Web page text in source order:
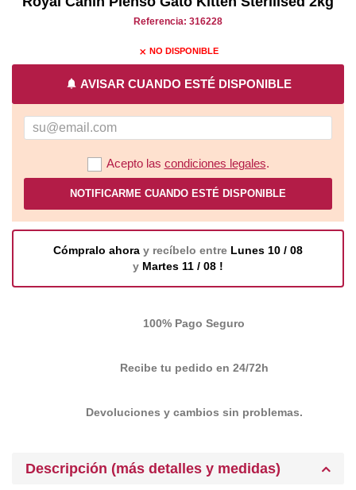
Referencia: 316228
close NO DISPONIBLE
notifications AVISAR CUANDO ESTÉ DISPONIBLE
Acepto las condiciones legales.
NOTIFICARME CUANDO ESTÉ DISPONIBLE
Cómpralo ahora y recíbelo entre Lunes 10 / 08
y Martes 11 / 08 !
100% Pago Seguro
Recibe tu pedido en 24/72h
Devoluciones y cambios sin problemas.
Descripción (más detalles y medidas)